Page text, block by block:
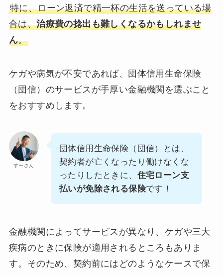
特に、ローン返済で精一杯の生活を送っている場
合は、治療費の捻出も難しくなるかもしれませ
ん。
ケガや病気が不安であれば、団体信用生命保険
（団信）のサービスが手厚い金融機関を選ぶこと
をおすすめします。
すーさん
団体信用生命保険（団信）とは、
契約者が亡くなったり働けなくな
ったりしたときに、 住宅ローン支
払いが免除される保険です！
金融機関によってサービスが異なり、ケガや三大
疾病のときに保険が適用されるところもありま
す。そのため、契約前にはどのようなケースで保